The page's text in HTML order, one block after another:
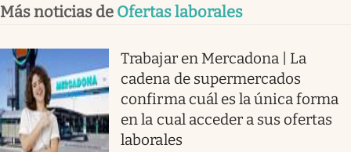
Más noticias de Ofertas laborales
Trabajar en Mercadona | La
cadena de supermercados
confirma cuál es la única forma
en la cual acceder a sus ofertas
laborales